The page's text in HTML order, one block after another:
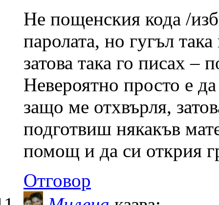
Не пощенския кода /
паролата, но гугъл
затова така го писах –
Невероятно просто е
защо ме отхвърля,
подготвиш някакъв
помощ и да си открия
Отговор